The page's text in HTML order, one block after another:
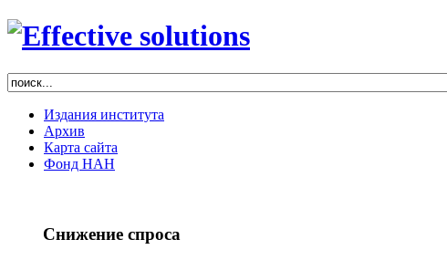
Издания института
Архив
Карта сайта
Фонд НАН
Снижение спроса